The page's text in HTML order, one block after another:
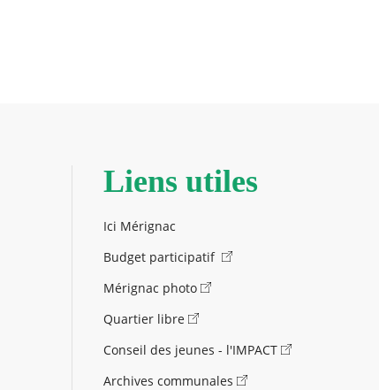
Liens utiles
Ici Mérignac
Budget participatif
Mérignac photo
Quartier libre
Conseil des jeunes - l'IMPACT
Archives communales